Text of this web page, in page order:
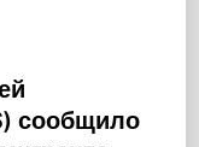
сообщило